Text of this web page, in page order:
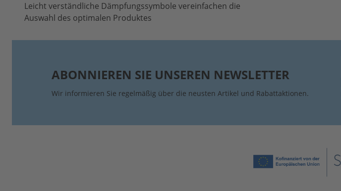
Leicht verständliche Dämpfungssymbole vereinfachen die
Auswahl des optimalen Produktes
ABONNIEREN SIE UNSEREN NEWSLETTER
Wir informieren Sie regelmäßig über die neusten Artikel und Rabattaktionen.